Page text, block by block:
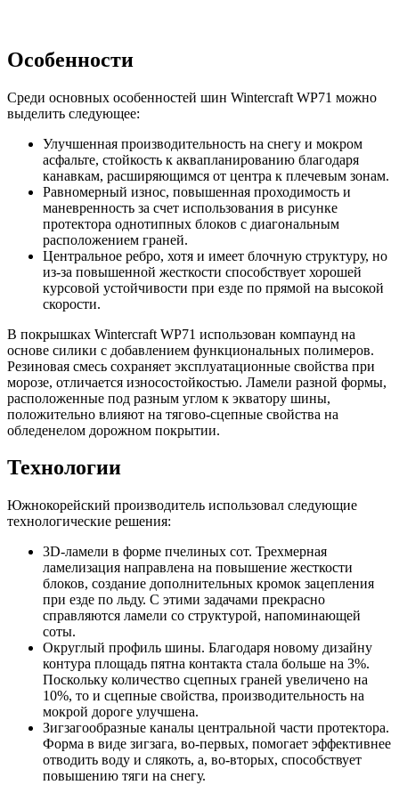
Особенности
Среди основных особенностей шин Wintercraft WP71 можно
выделить следующее:
Улучшенная производительность на снегу и мокром
асфальте, стойкость к аквапланированию благодаря
канавкам, расширяющимся от центра к плечевым зонам.
Равномерный износ, повышенная проходимость и
маневренность за счет использования в рисунке
протектора однотипных блоков с диагональным
расположением граней.
Центральное ребро, хотя и имеет блочную структуру, но
из-за повышенной жесткости способствует хорошей
курсовой устойчивости при езде по прямой на высокой
скорости.
В покрышках Wintercraft WP71 использован компаунд на
основе силики с добавлением функциональных полимеров.
Резиновая смесь сохраняет эксплуатационные свойства при
морозе, отличается износостойкостью. Ламели разной формы,
расположенные под разным углом к экватору шины,
положительно влияют на тягово-сцепные свойства на
обледенелом дорожном покрытии.
Технологии
Южнокорейский производитель использовал следующие
технологические решения:
3D-ламели в форме пчелиных сот. Трехмерная
ламелизация направлена на повышение жесткости
блоков, создание дополнительных кромок зацепления
при езде по льду. С этими задачами прекрасно
справляются ламели со структурой, напоминающей
соты.
Округлый профиль шины. Благодаря новому дизайну
контура площадь пятна контакта стала больше на 3%.
Поскольку количество сцепных граней увеличено на
10%, то и сцепные свойства, производительность на
мокрой дороге улучшена.
Зигзагообразные каналы центральной части протектора.
Форма в виде зигзага, во-первых, помогает эффективнее
отводить воду и слякоть, а, во-вторых, способствует
повышению тяги на снегу.